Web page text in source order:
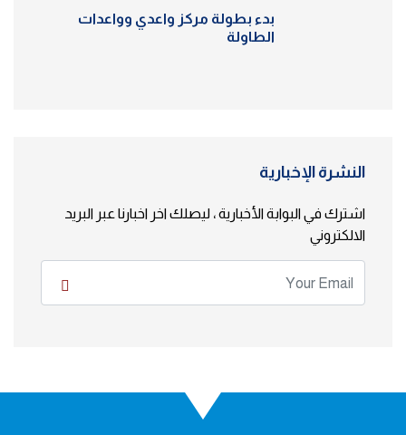
بدء بطولة مركز واعدي وواعدات
الطاولة
النشرة الإخبارية
اشترك في البوابة الأخبارية ، ليصلك اخر اخبارنا عبر البريد
الالكتروني